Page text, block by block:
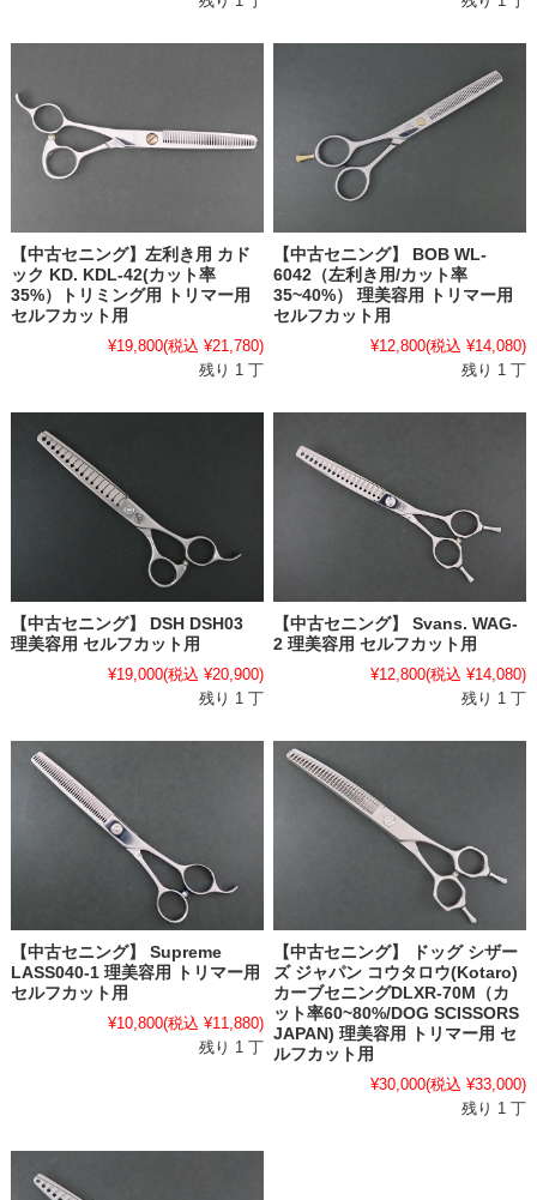
【中古セニング】左利き用 カド
ック KD. KDL-42(カット率
35%）トリミング用 トリマー用
セルフカット用
¥19,800(税込 ¥21,780)
残り 1 丁
【中古セニング】 BOB WL-
6042（左利き用/カット率
35~40%） 理美容用 トリマー用
セルフカット用
¥12,800(税込 ¥14,080)
残り 1 丁
【中古セニング】 DSH DSH03
理美容用 セルフカット用
¥19,000(税込 ¥20,900)
残り 1 丁
【中古セニング】 Svans. WAG-
2 理美容用 セルフカット用
¥12,800(税込 ¥14,080)
残り 1 丁
【中古セニング】 Supreme
LASS040-1 理美容用 トリマー用
セルフカット用
¥10,800(税込 ¥11,880)
残り 1 丁
【中古セニング】 ドッグ シザー
ズ ジャパン コウタロウ(Kotaro)
カーブセニングDLXR-70M（カ
ット率60~80%/DOG SCISSORS
JAPAN) 理美容用 トリマー用 セ
ルフカット用
¥30,000(税込 ¥33,000)
残り 1 丁